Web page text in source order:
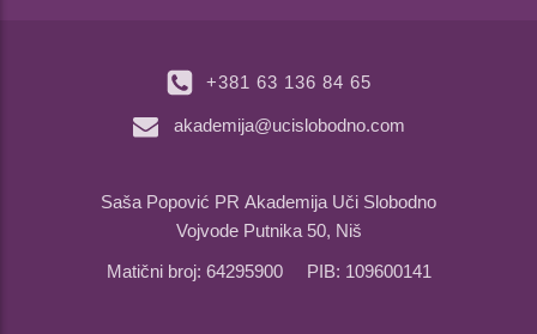
+381 63 136 84 65
akademija@ucislobodno.com
Saša Popović PR Akademija Uči Slobodno
Vojvode Putnika 50, Niš
Matični broj: 64295900 PIB: 109600141